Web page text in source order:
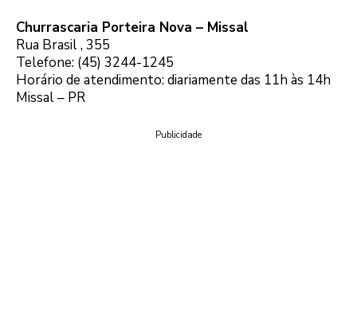
Churrascaria Porteira Nova – Missal
Rua Brasil , 355
Telefone: (45) 3244-1245
Horário de atendimento: diariamente das 11h às 14h
Missal – PR
Publicidade